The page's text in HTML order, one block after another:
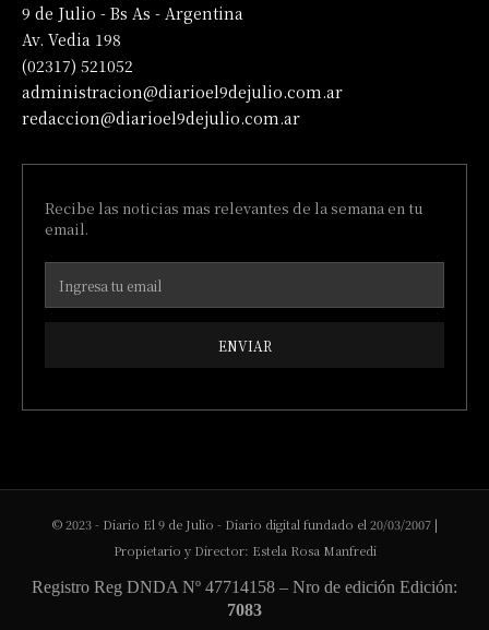
9 de Julio - Bs As - Argentina
Av. Vedia 198
(02317) 521052
administracion@diarioel9dejulio.com.ar
redaccion@diarioel9dejulio.com.ar
Recibe las noticias mas relevantes de la semana en tu
email.
ENVIAR
© 2023 - Diario El 9 de Julio - Diario digital fundado el 20/03/2007 |
Propietario y Director: Estela Rosa Manfredi
Registro Reg DNDA Nº 47714158 – Nro de edición Edición:
7083